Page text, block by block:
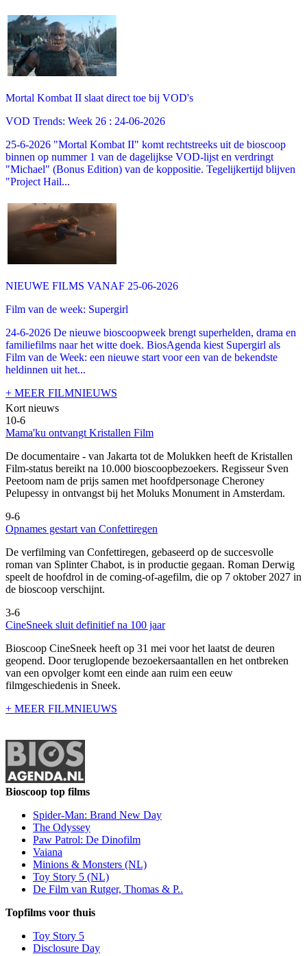
Mortal Kombat II slaat direct toe bij VOD's
VOD Trends: Week 26 : 24-06-2026
25-6-2026 "Mortal Kombat II" komt rechtstreeks uit de bioscoop
binnen op nummer 1 van de dagelijkse VOD-lijst en verdringt
"Michael" (Bonus Edition) van de koppositie. Tegelijkertijd blijven
"Project Hail...
NIEUWE FILMS VANAF 25-06-2026
Film van de week: Supergirl
24-6-2026 De nieuwe bioscoopweek brengt superhelden, drama en
familiefilms naar het witte doek. BiosAgenda kiest Supergirl als
Film van de Week: een nieuwe start voor een van de bekendste
heldinnen uit het...
+ MEER FILMNIEUWS
Kort nieuws
10-6
Mama'ku ontvangt Kristallen Film
De documentaire - van Jakarta tot de Molukken heeft de Kristallen
Film-status bereikt na 10.000 bioscoopbezoekers. Regisseur Sven
Peetoom nam de prijs samen met hoofdpersonage Cheroney
Pelupessy in ontvangst bij het Moluks Monument in Amsterdam.
9-6
Opnames gestart van Confettiregen
De verfilming van Confettiregen, gebaseerd op de succesvolle
roman van Splinter Chabot, is in productie gegaan. Roman Derwig
speelt de hoofdrol in de coming-of-agefilm, die op 7 oktober 2027 in
de bioscoop verschijnt.
3-6
CineSneek sluit definitief na 100 jaar
Bioscoop CineSneek heeft op 31 mei voor het laatst de deuren
geopend. Door teruglopende bezoekersaantallen en het ontbreken
van een opvolger komt een einde aan ruim een eeuw
filmgeschiedenis in Sneek.
+ MEER FILMNIEUWS
Bioscoop top films
Spider-Man: Brand New Day
The Odyssey
Paw Patrol: De Dinofilm
Vaiana
Minions & Monsters (NL)
Toy Story 5 (NL)
De Film van Rutger, Thomas & P..
Topfilms voor thuis
Toy Story 5
Disclosure Day